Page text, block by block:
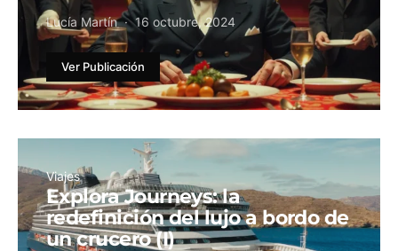
Lucía Martín 16 octubre, 2024
Ver Publicación
Viajes
Explora Journeys: la
redefinición del lujo a bordo de
un crucero (I)